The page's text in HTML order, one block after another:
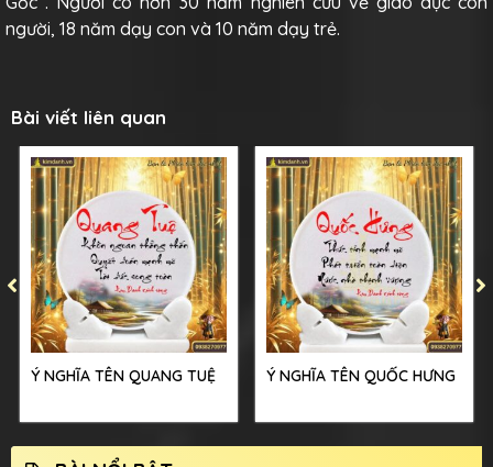
người, 18 năm dạy con và 10 năm dạy trẻ.
Bài viết liên quan
Ý NGHĨA TÊN QUANG TUỆ Ý NGHĨA TÊN QUỐC HƯNG